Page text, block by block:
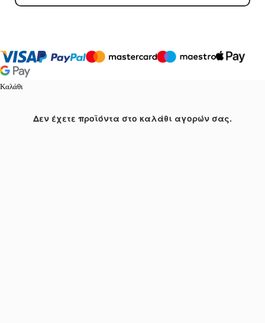
Καλάθι
Δεν έχετε προϊόντα στο καλάθι αγορών σας.